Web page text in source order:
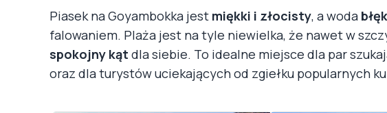
Piasek na Goyambokka jest miękki i złocisty, a woda
falowaniem. Plaża jest na tyle niewielka, że nawet w
spokojny kąt dla siebie. To idealne miejsce dla par
oraz dla turystów uciekających od zgiełku popularnych